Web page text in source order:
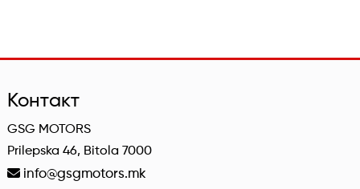
Контакт
GSG MOTORS
Prilepska 46, Bitola 7000
info@gsgmotors.mk